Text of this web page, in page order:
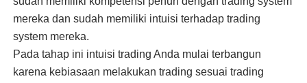
mereka dan sudah memiliki intuisi terhadap trading
system mereka.
Pada tahap ini intuisi trading Anda mulai terbangun
karena kebiasaan melakukan trading sesuai trading